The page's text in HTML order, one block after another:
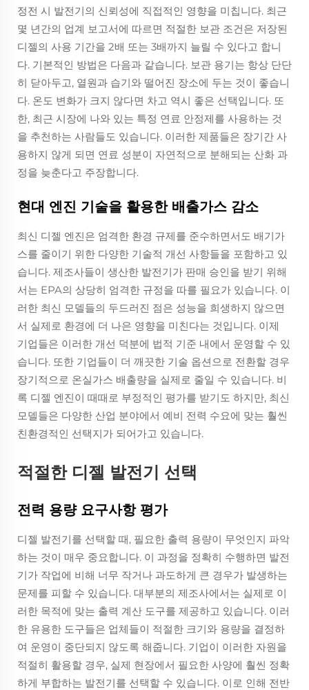
정전 시 발전기의 신뢰성에 직접적인 영향을 미칩니다. 최근
몇 년간의 업계 보고서에 따르면 적절한 보관 조건은 저장된
디젤의 사용 기간을 2배 또는 3배까지 늘릴 수 있다고 합니
다. 기본적인 방법은 다음과 같습니다. 보관 용기는 항상 단단
히 닫아두고, 열원과 습기와 떨어진 장소에 두는 것이 좋습니
다. 온도 변화가 크지 않다면 차고 역시 좋은 선택입니다. 또
한, 최근 시장에 나와 있는 특정 연료 안정제를 사용하는 것
을 추천하는 사람들도 있습니다. 이러한 제품들은 장기간 사
용하지 않게 되면 연료 성분이 자연적으로 분해되는 산화 과
정을 늦춘다고 주장합니다.
현대 엔진 기술을 활용한 배출가스 감소
최신 디젤 엔진은 엄격한 환경 규제를 준수하면서도 배기가
스를 줄이기 위한 다양한 기술적 개선 사항들을 포함하고 있
습니다. 제조사들이 생산한 발전기가 판매 승인을 받기 위해
서는 EPA의 상당히 엄격한 규정을 따를 필요가 있습니다. 이
러한 최신 모델들의 두드러진 점은 성능을 희생하지 않으면
서 실제로 환경에 더 나은 영향을 미친다는 것입니다. 이제
기업들은 이러한 개선 덕분에 법적 기준 내에서 운영할 수 있
습니다. 또한 기업들이 더 깨끗한 기술 옵션으로 전환할 경우
장기적으로 온실가스 배출량을 실제로 줄일 수 있습니다. 비
록 디젤 엔진이 때때로 부정적인 평가를 받기도 하지만, 최신
모델들은 다양한 산업 분야에서 예비 전력 수요에 맞는 훨씬
친환경적인 선택지가 되어가고 있습니다.
적절한 디젤 발전기 선택
전력 용량 요구사항 평가
디젤 발전기를 선택할 때, 필요한 출력 용량이 무엇인지 파악
하는 것이 매우 중요합니다. 이 과정을 정확히 수행하면 발전
기가 작업에 비해 너무 작거나 과도하게 큰 경우가 발생하는
문제를 피할 수 있습니다. 대부분의 제조사에서는 실제로 이
러한 목적에 맞는 출력 계산 도구를 제공하고 있습니다. 이러
한 유용한 도구들은 업체들이 적절한 크기와 용량을 결정하
여 운영이 중단되지 않도록 해줍니다. 기업이 이러한 자원을
적절히 활용할 경우, 실제 현장에서 필요한 사양에 훨씬 정확
하게 부합하는 발전기를 선택할 수 있습니다. 이로 인해 전반